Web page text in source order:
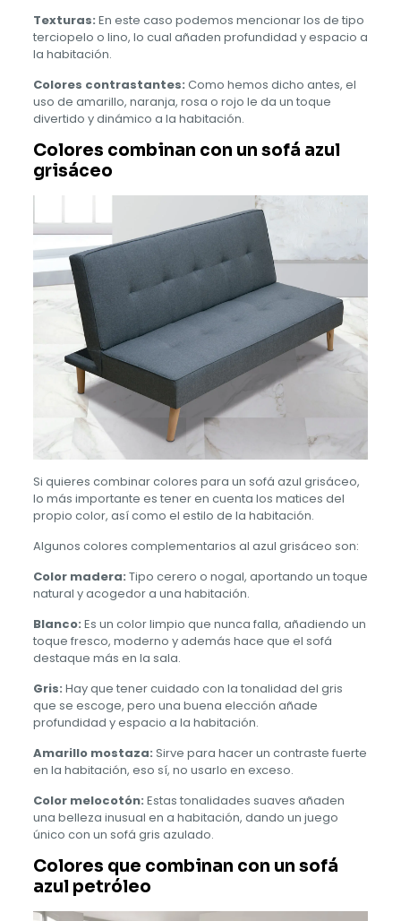
Texturas: En este caso podemos mencionar los de tipo
terciopelo o lino, lo cual añaden profundidad y espacio a
la habitación.
Colores contrastantes: Como hemos dicho antes, el
uso de amarillo, naranja, rosa o rojo le da un toque
divertido y dinámico a la habitación.
Colores combinan con un sofá azul
grisáceo
Si quieres combinar colores para un sofá azul grisáceo,
lo más importante es tener en cuenta los matices del
propio color, así como el estilo de la habitación.
Algunos colores complementarios al azul grisáceo son:
Color madera: Tipo cerero o nogal, aportando un toque
natural y acogedor a una habitación.
Blanco: Es un color limpio que nunca falla, añadiendo un
toque fresco, moderno y además hace que el sofá
destaque más en la sala.
Gris: Hay que tener cuidado con la tonalidad del gris
que se escoge, pero una buena elección añade
profundidad y espacio a la habitación.
Amarillo mostaza: Sirve para hacer un contraste fuerte
en la habitación, eso sí, no usarlo en exceso.
Color melocotón: Estas tonalidades suaves añaden
una belleza inusual en a habitación, dando un juego
único con un sofá gris azulado.
Colores que combinan con un sofá
azul petróleo